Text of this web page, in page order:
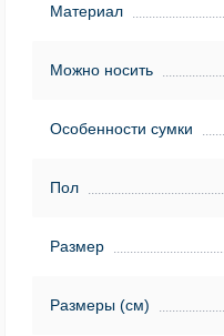
Материал
Можно носить
Особенности сумки
Пол
Размер
Размеры (см)